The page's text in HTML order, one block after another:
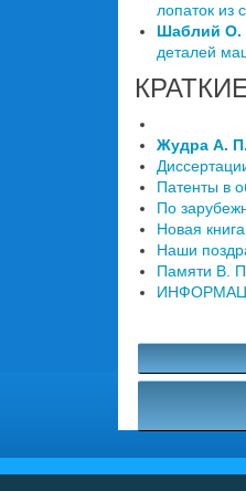
лопаток из
Шаблий О.
деталей
Жудра А.
Патенты в
По
Новая
Наши
Памяти В.